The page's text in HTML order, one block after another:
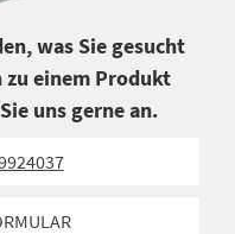
was Sie gesucht
zu einem Produkt
uns gerne an.